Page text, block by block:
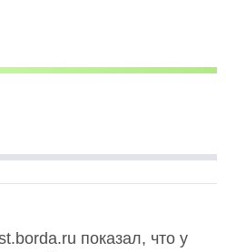
показал, что у